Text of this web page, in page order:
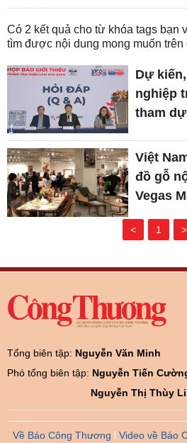
Có 2 kết quả cho từ khóa tags bạn
tìm được nội dung mong muốn trên
Dự
nghiệp
tham dự
Việt
đồ gỗ
Vegas
< 1 >
Tổng biên tập: Nguyễn Văn Minh
Phó tổng biên tập: Nguyễn Tiến
Nguyễn Thị Thùy
Về Báo Công Thương Video về Báo